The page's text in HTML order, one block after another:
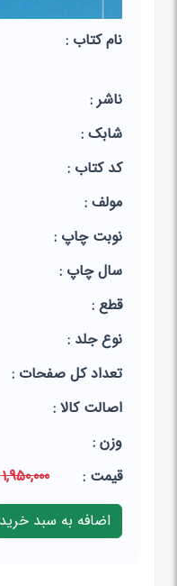
نام کتاب :
ناشر :
شابک :
کد کتاب :
مولف :
نوبت چاپ :
سال چاپ :
قطع :
نوع جلد :
تعداد کل صفحات :
اصالت کالا :
وزن :
قيمت :
1,950,000 ریال